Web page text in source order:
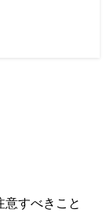
意すべきこと